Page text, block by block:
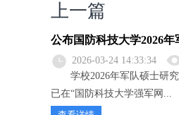
上一篇
公布国防科技大学2026
2026-03-24 14:33:34
学校2026年军队硕士研究
已在“国防科技大学强军网...